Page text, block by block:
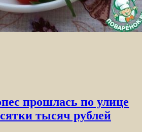
прошлась по улице
тысяч рублей